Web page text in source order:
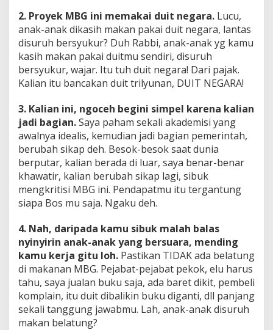
2. Proyek MBG ini memakai duit negara. Lucu,
anak-anak dikasih makan pakai duit negara, lantas
disuruh bersyukur? Duh Rabbi, anak-anak yg kamu
kasih makan pakai duitmu sendiri, disuruh
bersyukur, wajar. Itu tuh duit negara! Dari pajak.
Kalian itu bancakan duit trilyunan, DUIT NEGARA!
3. Kalian ini, ngoceh begini simpel karena kalian
jadi bagian.Saya paham sekali akademisi yang
awalnya idealis, kemudian jadi bagian pemerintah,
berubah sikap deh. Besok-besok saat dunia
berputar, kalian berada di luar, saya benar-benar
khawatir, kalian berubah sikap lagi, sibuk
mengkritisi MBG ini. Pendapatmu itu tergantung
siapa Bos mu saja. Ngaku deh.
4. Nah, daripada kamu sibuk malah balas
nyinyirin anak-anak yang bersuara, mending
kamu kerja gitu loh. Pastikan TIDAK ada belatung
di makanan MBG. Pejabat-pejabat pekok, elu harus
tahu, saya jualan buku saja, ada baret dikit, pembeli
komplain, itu duit dibalikin buku diganti, dll panjang
sekali tanggung jawabmu. Lah, anak-anak disuruh
makan belatung?